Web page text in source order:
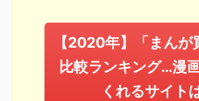
【2020年】「まん
比較ランキング…漫
くれるサイト